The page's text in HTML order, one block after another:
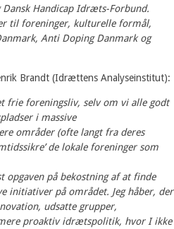
Handicap Idræts-Forbund.
til foreninger, kulturelle formål,
Anti Doping Danmark og
Brandt (Idrættens Analyseinstitut):
frie foreningsliv, selv om vi alle godt
i massive
områder (ofte langt fra deres
de lokale foreninger som
på bekostning af at finde
initiativer på området. Jeg håber, der
udsatte grupper,
proaktiv idrætspolitik, hvor I ikke